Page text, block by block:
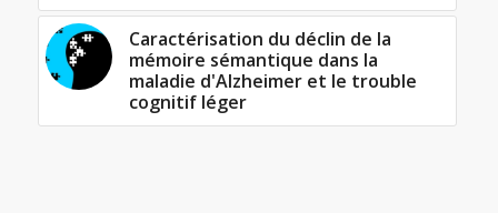
Caractérisation du déclin de la
mémoire sémantique dans la
maladie d'Alzheimer et le trouble
cognitif léger